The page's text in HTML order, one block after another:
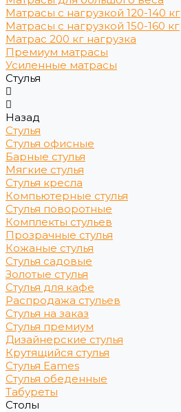
Матрасы с нагрузкой 120-140 кг
Матрасы с нагрузкой 150-160 кг
Матрас 200 кг нагрузка
Премиум матрасы
Усиленные матрасы
Стулья
Назад
Стулья
Стулья офисные
Барные стулья
Мягкие стулья
Стулья кресла
Компьютерные стулья
Стулья поворотные
Комплекты стульев
Прозрачные стулья
Кожаные стулья
Стулья садовые
Золотые стулья
Стулья для кафе
Распродажа стульев
Стулья на заказ
Стулья премиум
Дизайнерские стулья
Крутящийся стулья
Стулья Eames
Стулья обеденные
Табуреты
Столы